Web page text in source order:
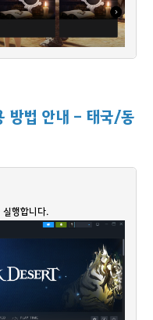
방법 안내 - 태국/동
행합니다.